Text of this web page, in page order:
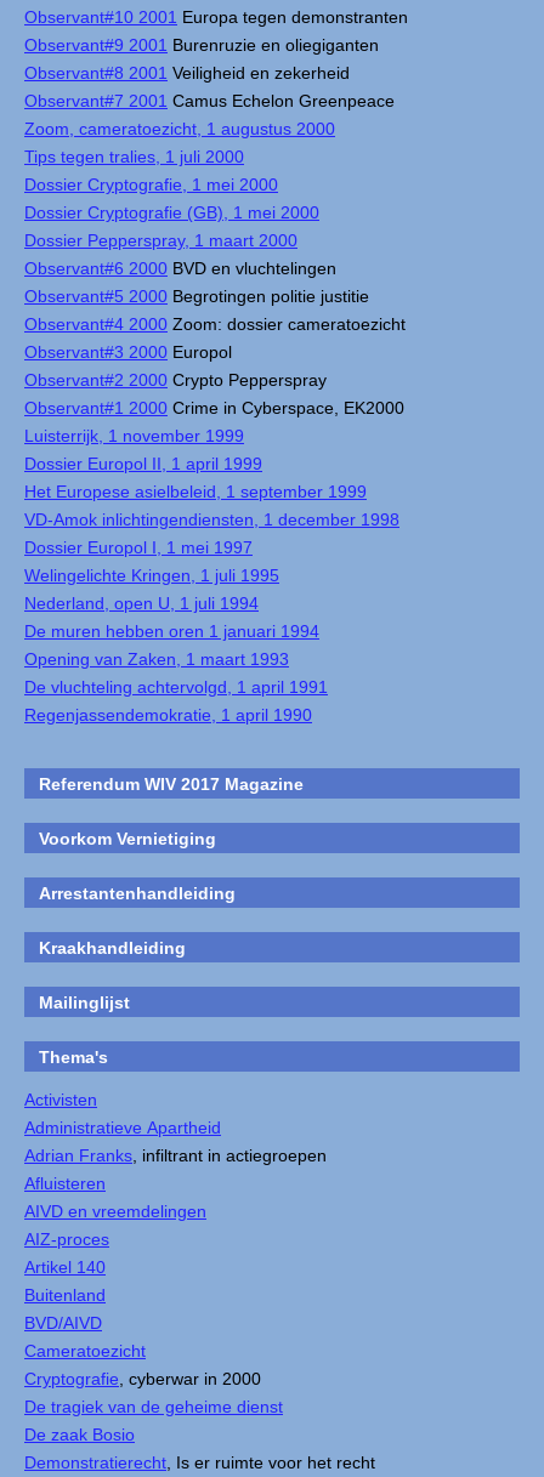
Observant#10 2001 Europa tegen demonstranten
Observant#9 2001 Burenruzie en oliegiganten
Observant#8 2001 Veiligheid en zekerheid
Observant#7 2001 Camus Echelon Greenpeace
Zoom, cameratoezicht, 1 augustus 2000
Tips tegen tralies, 1 juli 2000
Dossier Cryptografie, 1 mei 2000
Dossier Cryptografie (GB), 1 mei 2000
Dossier Pepperspray, 1 maart 2000
Observant#6 2000 BVD en vluchtelingen
Observant#5 2000 Begrotingen politie justitie
Observant#4 2000 Zoom: dossier cameratoezicht
Observant#3 2000 Europol
Observant#2 2000 Crypto Pepperspray
Observant#1 2000 Crime in Cyberspace, EK2000
Luisterrijk, 1 november 1999
Dossier Europol II, 1 april 1999
Het Europese asielbeleid, 1 september 1999
VD-Amok inlichtingendiensten, 1 december 1998
Dossier Europol I, 1 mei 1997
Welingelichte Kringen, 1 juli 1995
Nederland, open U, 1 juli 1994
De muren hebben oren 1 januari 1994
Opening van Zaken, 1 maart 1993
De vluchteling achtervolgd, 1 april 1991
Regenjassendemokratie, 1 april 1990
Referendum WIV 2017 Magazine
Voorkom Vernietiging
Arrestantenhandleiding
Kraakhandleiding
Mailinglijst
Thema's
Activisten
Administratieve Apartheid
Adrian Franks , infiltrant in actiegroepen
Afluisteren
AIVD en vreemdelingen
AIZ-proces
Artikel 140
Buitenland
BVD/AIVD
Cameratoezicht
Cryptografie , cyberwar in 2000
De tragiek van de geheime dienst
De zaak Bosio
Demonstratierecht , Is er ruimte voor het recht